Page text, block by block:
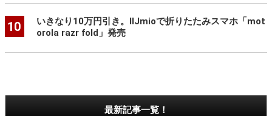
10
いきなり10万円引き。IIJmioで折りたたみスマホ「mot
orola razr fold」発売
最新記事一覧！